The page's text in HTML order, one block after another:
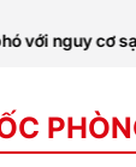
cơ sạt lở